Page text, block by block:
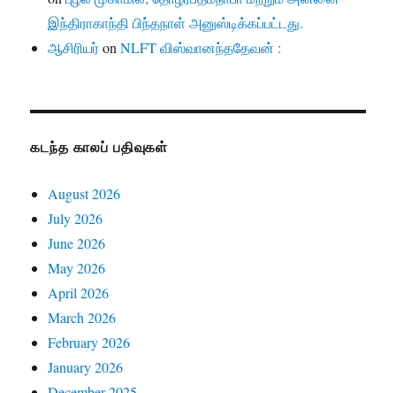
இந்திராகாந்தி பிந்தநாள் அனுஸ்டிக்கப்பட்டது.
ஆசிரியர்onNLFT விஸ்வானந்ததேவன் :
கடந்த காலப் பதிவுகள்
August 2026
July 2026
June 2026
May 2026
April 2026
March 2026
February 2026
January 2026